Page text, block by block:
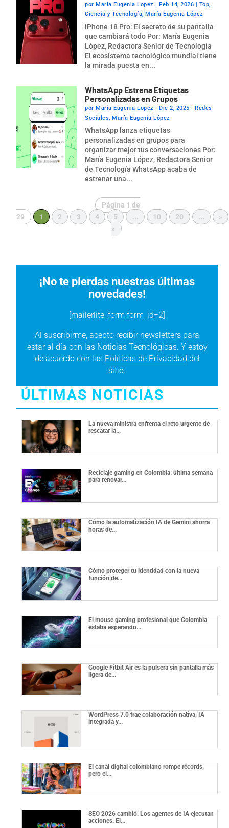
porMaria Eugenia Lopez |Feb 14, 2026 | Top,
Ciencia y Tecnología,María Eugenia López
iPhone 18 Pro: El secreto de su pantalla
que cambiará todo Por: María Eugenia
López, Redactora Senior de Tecnología
El ecosistema tecnológico mundial tiene
la mirada puesta en...
WhatsApp Estrena Etiquetas
Personalizadas en Grupos
porMaria Eugenia Lopez |Dic 2, 2025 |Redes
Sociales,María Eugenia López
WhatsApp lanza etiquetas
personalizadas en grupos para
organizar mejor tus conversaciones Por:
María Eugenia López, Redactora Senior
de Tecnología WhatsApp acaba de
estrenar una...
Página 1 de
29
1 2 3 4 5 ... 10 20 ...
»
»
¡No te pierdas nuestras últimas
novedades!
[mailerlite_form form_id=2]
Al suscribirme, acepto recibir newsletters para
estar al día con las Noticias Tecnológicas. Y estoy
de acuerdo con las Políticas de Privacidad del
sitio.
ÚLTIMAS NOTICIAS
La nueva ministra enfrenta el reto urgente de
rescatar la...
Reciclaje gaming en Colombia: última semana
para renovar...
Cómo la automatización IA de Gemini ahorra
horas de...
Cómo proteger tu identidad con la nueva
función de...
El mouse gaming profesional que Colombia
estaba esperando...
Google Fitbit Air es la pulsera sin pantalla más
ligera de...
WordPress 7.0 trae colaboración nativa, IA
integrada y...
El canal digital colombiano rompe récords,
pero el...
SEO 2026 cambió. Los agentes de IA ejecutan
acciones. El...